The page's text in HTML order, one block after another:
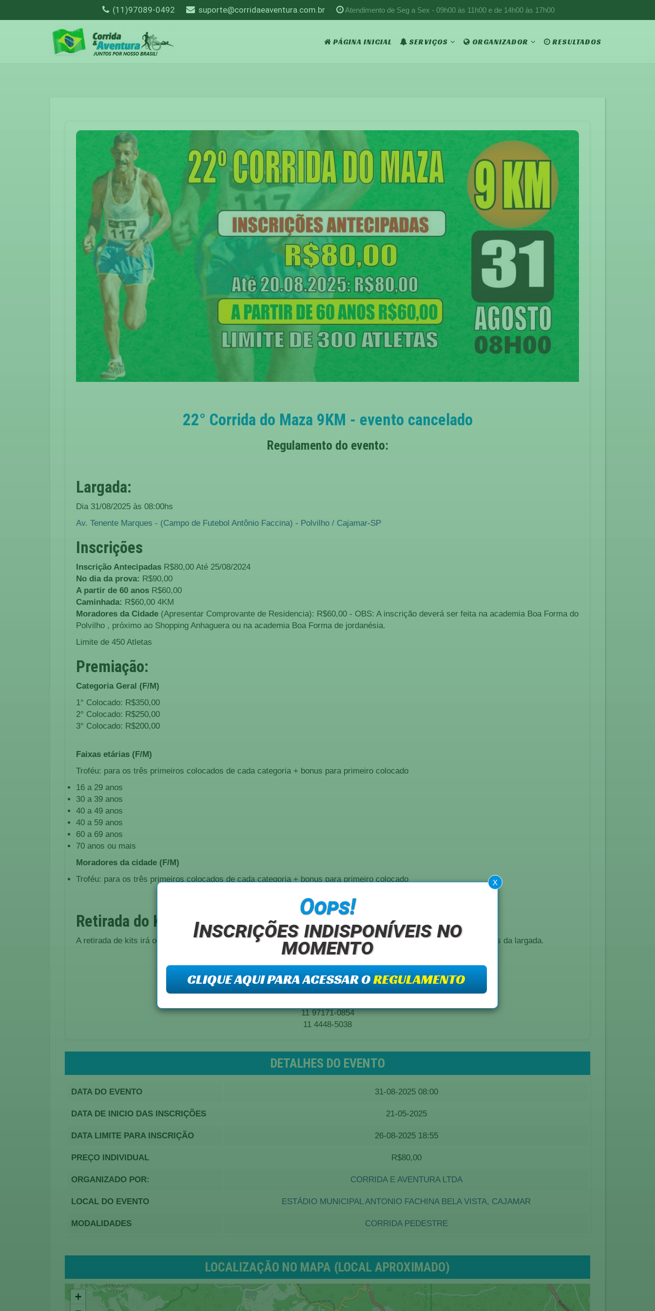
(11)97089-0492 suporte@corridaeaventura.com.br Atendimento de Seg a Sex - 09h00 às 11h00 e de 14h00 às 17h00
PÁGINA INICIAL SERVIÇOS ORGANIZADOR RESULTADOS
22° Corrida do Maza 9KM - evento cancelado
Regulamento do evento:
Largada:
Dia 31/08/2025 às 08:00hs
Av. Tenente Marques - (Campo de Futebol Antônio Faccina) - Polvilho / Cajamar-SP
Inscrições
Inscrição Antecipadas R$80,00 Até 25/08/2024
No dia da prova: R$90,00
A partir de 60 anos R$60,00
Caminhada: R$60,00 4KM
Moradores da Cidade (Apresentar Comprovante de Residencia): R$60,00 - OBS: A inscrição deverá ser feita na academia Boa Forma do
Polvilho , próximo ao Shopping Anhaguera ou na academia Boa Forma de jordanésia.
Limite de 450 Atletas
Premiação:
Categoria Geral (F/M)
1° Colocado: R$350,00
2° Colocado: R$250,00
3° Colocado: R$200,00
Faixas etárias (F/M)
Troféu: para os três primeiros colocados de cada categoria + bonus para primeiro colocado
16 a 29 anos
30 a 39 anos
40 a 49 anos
40 a 59 anos
60 a 69 anos
70 anos ou mais
Moradores da cidade (F/M)
Troféu: para os três primeiros colocados de cada categoria + bonus para primeiro colocado
Retirada do Kits
A retirada de kits irá ocorrer no dia do evento, podendo ser retirado a partir de 06h00 e estendo até 30 minutos antes da largada.
Informações do organizador:
11 97171-0854
11 4448-5038
DETALHES DO EVENTO
DATA DO EVENTO 31-08-2025 08:00
DATA DE INICIO DAS INSCRIÇÕES 21-05-2025
DATA LIMITE PARA INSCRIÇÃO 26-08-2025 18:55
PREÇO INDIVIDUAL R$80,00
ORGANIZADO POR: CORRIDA E AVENTURA LTDA
LOCAL DO EVENTO ESTÁDIO MUNICIPAL ANTONIO FACHINA BELA VISTA, CAJAMAR
MODALIDADES CORRIDA PEDESTRE
LOCALIZAÇÃO NO MAPA (LOCAL APROXIMADO)
+
X
Oops!
Inscrições indisponíveis no
momento
CLIQUE AQUI PARA ACESSAR OREGULAMENTO